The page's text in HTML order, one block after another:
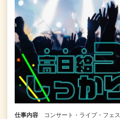
仕事内容
コンサート・ライブ・フェ